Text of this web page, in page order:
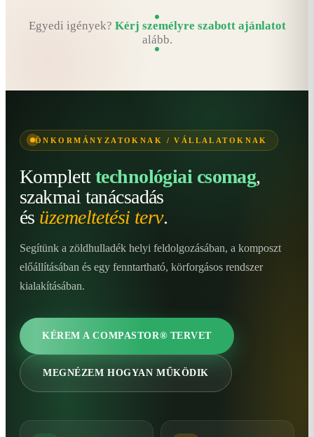
Egyedi igények? Kérj személyre szabott ajánlatot
alább.
ÖNKORMÁNYZATOKNAK / VÁLLALATOKNAK
Kompletttechnológiai csomag,
szakmai tanácsadás
és üzemeltetési terv.
Segítünk a zöldhulladék helyi feldolgozásában, a komposzt
előállításában és egy fenntartható, körforgásos rendszer
kialakításában.
KÉREM A COMPASTOR® TERVET
MEGNÉZEM HOGYAN MŰKÖDIK